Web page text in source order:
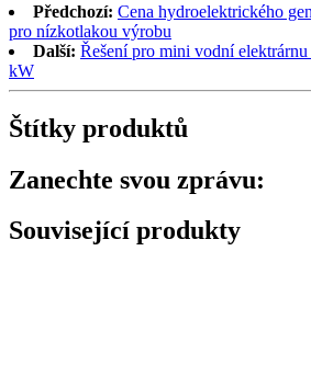
Předchozí: Cena hydroelektrického
pro nízkotlakou výrobu
Další: Řešení pro mini vodní
kW
Štítky produktů
Zanechte svou zprávu:
Související produkty